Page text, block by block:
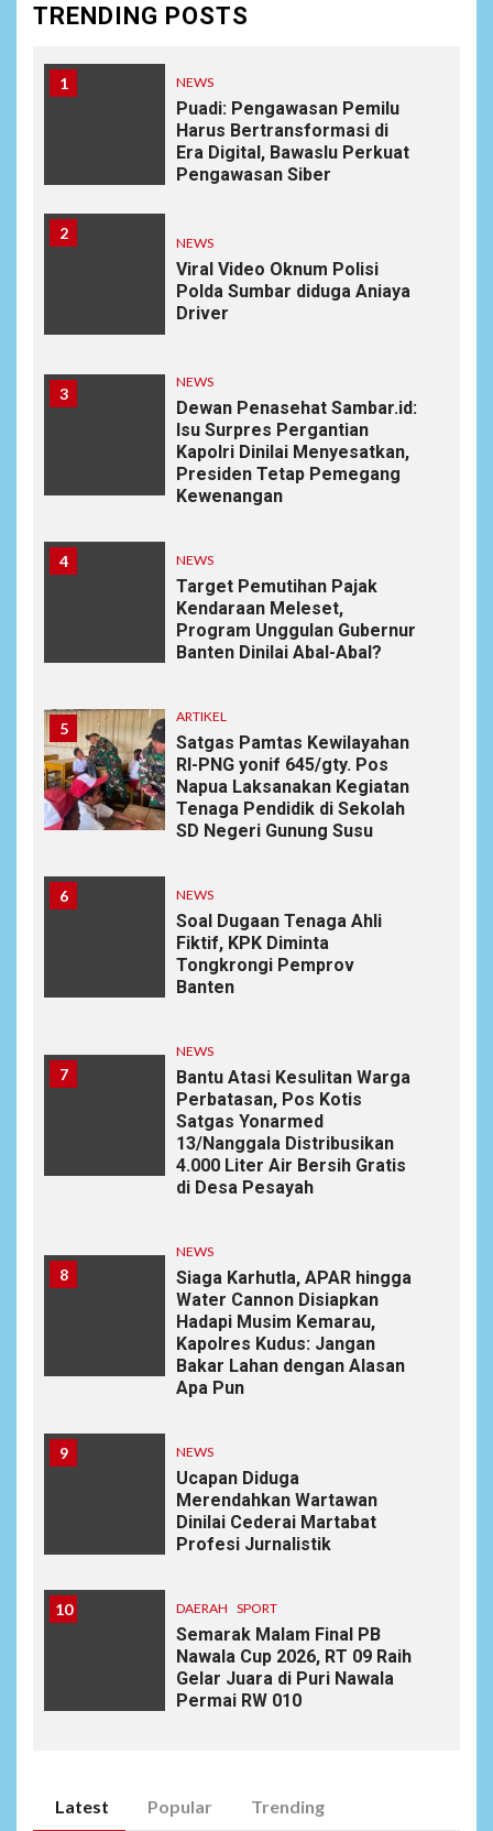
TRENDING POSTS
1 NEWS
Puadi: Pengawasan Pemilu
Harus Bertransformasi di
Era Digital, Bawaslu Perkuat
Pengawasan Siber
2
NEWS
Viral Video Oknum Polisi
Polda Sumbar diduga Aniaya
Driver
3
NEWS
Dewan Penasehat Sambar.id:
Isu Surpres Pergantian
Kapolri Dinilai Menyesatkan,
Presiden Tetap Pemegang
Kewenangan
4 NEWS
Target Pemutihan Pajak
Kendaraan Meleset,
Program Unggulan Gubernur
Banten Dinilai Abal-Abal?
5
ARTIKEL
Satgas Pamtas Kewilayahan
RI-PNG yonif 645/gty. Pos
Napua Laksanakan Kegiatan
Tenaga Pendidik di Sekolah
SD Negeri Gunung Susu
6 NEWS
Soal Dugaan Tenaga Ahli
Fiktif, KPK Diminta
Tongkrongi Pemprov
Banten
7
NEWS
Bantu Atasi Kesulitan Warga
Perbatasan, Pos Kotis
Satgas Yonarmed
13/Nanggala Distribusikan
4.000 Liter Air Bersih Gratis
di Desa Pesayah
8
NEWS
Siaga Karhutla, APAR hingga
Water Cannon Disiapkan
Hadapi Musim Kemarau,
Kapolres Kudus: Jangan
Bakar Lahan dengan Alasan
Apa Pun
9 NEWS
Ucapan Diduga
Merendahkan Wartawan
Dinilai Cederai Martabat
Profesi Jurnalistik
10 DAERAH SPORT
Semarak Malam Final PB
Nawala Cup 2026, RT 09 Raih
Gelar Juara di Puri Nawala
Permai RW 010
Latest Popular Trending